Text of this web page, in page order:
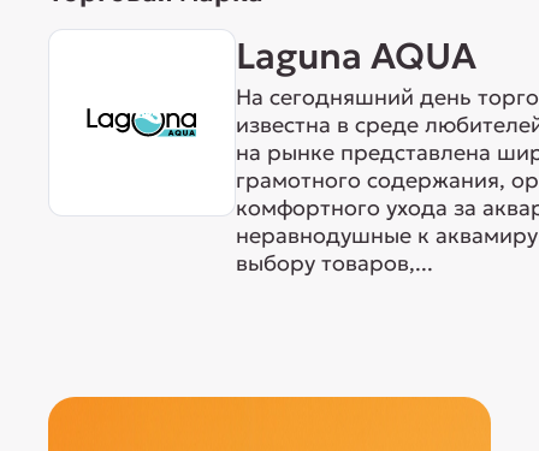
Laguna AQUA
На сегодняшний день
известна в среде
на рынке представлена
грамотного содержания,
комфортного ухода за
неравнодушные к
выбору товаров,...